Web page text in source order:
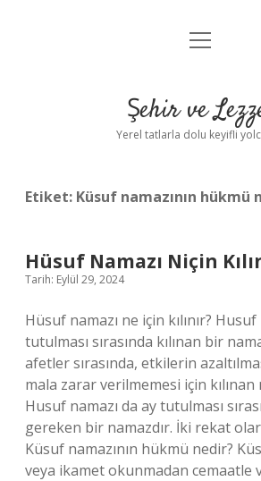
Anasayfa
Yasal Uyarı
menüyü
Şehir ve
Yerel tatlarla dolu keyifli
Etiket: Küsuf namazının hükmü
Hüsuf Namazı Niçin
Tarih: Eylül 29, 2024
Hüsuf namazı ne için kılınır? Husuf
tutulması sırasında kılınan bir
afetler sırasında, etkilerin
mala zarar verilmemesi için kılınan
Husuf namazı da ay tutulması
gereken bir namazdır. İki rekat
Küsuf namazının hükmü nedir?
veya ikamet okunmadan cemaatle